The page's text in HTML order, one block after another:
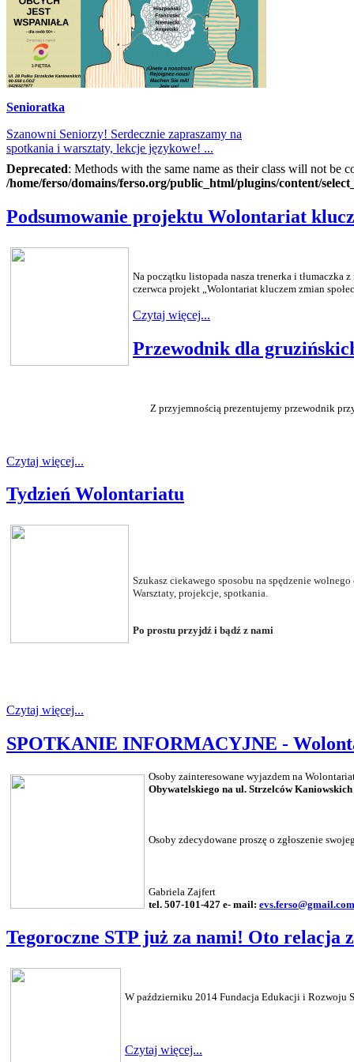
Senioratka
Szanowni Seniorzy! Serdecznie zapraszamy na
spotkania i warsztaty, lekcje językowe! ...
Deprecated: Methods with the same name as their class will not be
/home/ferso/domains/ferso.org/public_html/plugins/content/
Podsumowanie projektu Wolontariat
Na początku listopada nasza trenerka i tłumaczka
czerwca projekt „Wolontariat kluczem zmian
Czytaj więcej...
Przewodnik dla
Z przyjemnością prezentujemy przewodnik
Czytaj więcej...
Tydzień Wolontariatu
Szukasz ciekawego sposobu na spędzenie
Warsztaty, projekcje, spotkania.
Po prostu przyjdź i bądź z nami
Czytaj więcej...
SPOTKANIE INFORMACYJNE -
Osoby zainteresowane wyjazdem na
Obywatelskiego na ul. Strzelców
Osoby zdecydowane proszę o zgłoszenie
Gabriela Zajfert
tel. 507-101-427 e- mail: evs.ferso@gmail.com
Tegoroczne STP już za nami! Oto relacja
W październiku 2014 Fundacja Edukacji i Rozwoju
Czytaj więcej...